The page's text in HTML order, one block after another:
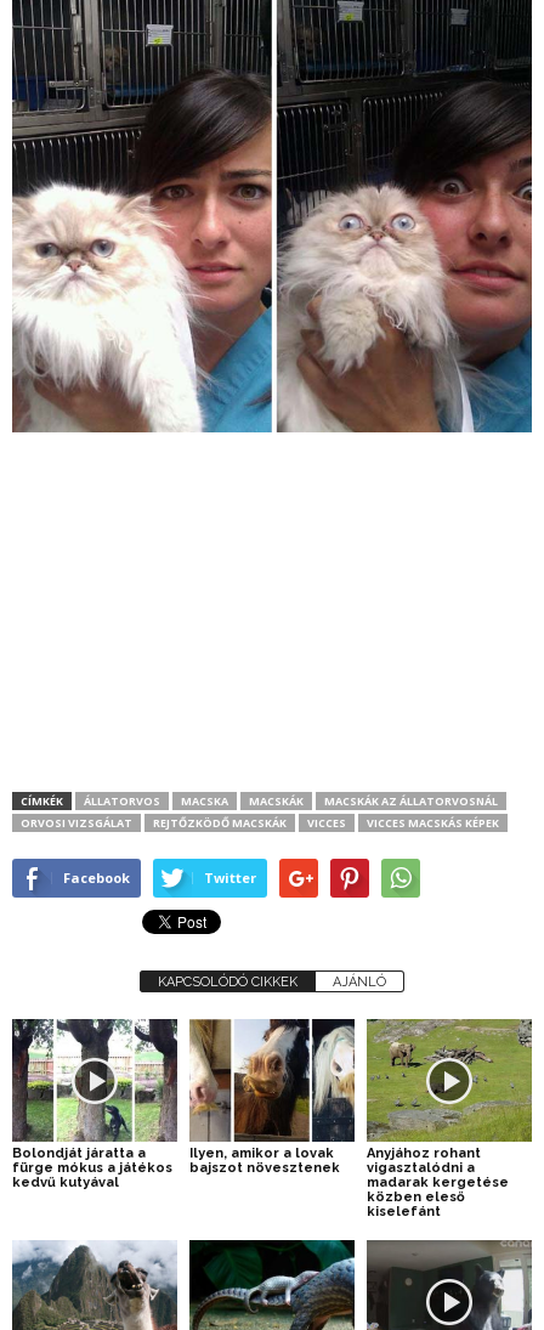
CÍMKÉK ÁLLATORVOS MACSKA MACSKÁK
MACSKÁK AZ ÁLLATORVOSNÁL
ORVOSI VIZSGÁLAT
REJTŐZKÖDŐ MACSKÁK VICCES VICCES MACSKÁS KÉPEK
Facebook Twitter
KAPCSOLÓDÓ CIKKEK AJÁNLÓ
Bolondját járatta a
fürge mókus a játékos
kedvű kutyával
Ilyen, amikor a lovak
bajszot növesztenek
Anyjához rohant
vigasztalódni a
madarak kergetése
közben eleső
kiselefánt